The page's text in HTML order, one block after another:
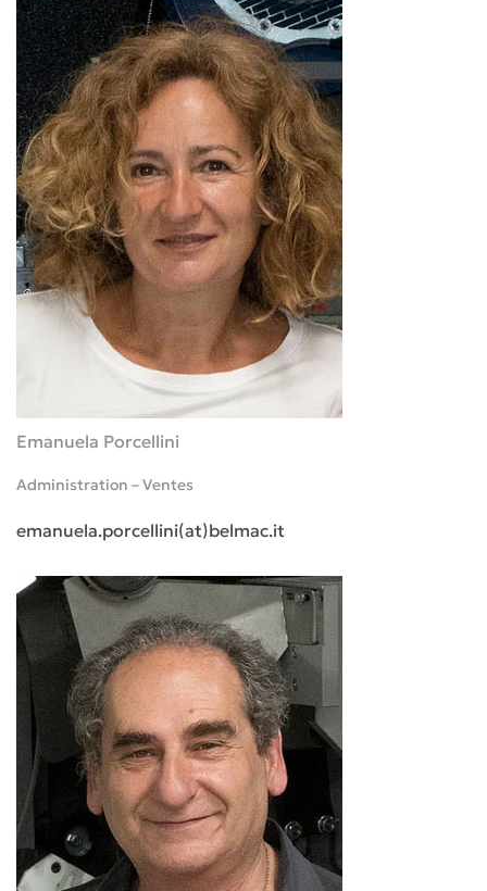
Emanuela Porcellini
Administration – Ventes
emanuela.porcellini(at)belmac.it